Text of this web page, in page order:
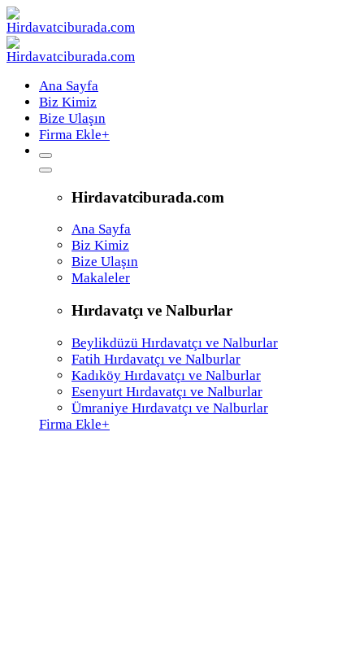
Ana Sayfa
Biz Kimiz
Bize Ulaşın
Firma Ekle+
Hirdavatciburada.com
Ana Sayfa
Biz Kimiz
Bize Ulaşın
Makaleler
Hırdavatçı ve Nalburlar
Beylikdüzü Hırdavatçı ve Nalburlar
Fatih Hırdavatçı ve Nalburlar
Kadıköy Hırdavatçı ve Nalburlar
Esenyurt Hırdavatçı ve Nalburlar
Ümraniye Hırdavatçı ve Nalburlar
Firma Ekle+